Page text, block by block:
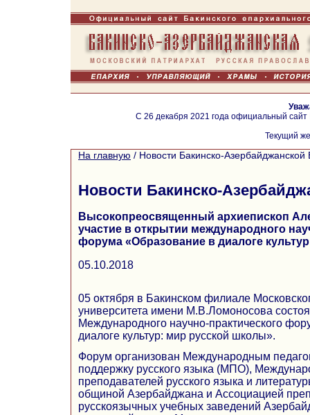
С 26 декабря 2021 года официальный
Текущий
На главную / Новости Бакинско-Азербайджанской
Новости Бакинско-
Высокопреосвященный архиепископ
участие в открытии международного
форума «Образование в диалоге
05.10.2018
05 октября в Бакинском филиале
университета имени М.В.Ломоносова
Международного научно-практического
диалоге культур: мир русской школы».
Форум организован Международным
поддержку русского языка (МПО),
преподавателей русского языка и
общиной Азербайджана и Ассоциацией
русскоязычных учебных заведений